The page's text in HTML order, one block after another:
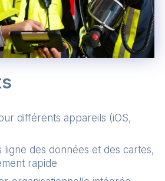
différents appareils (iOS,
ligne des données et des cartes,
rapide